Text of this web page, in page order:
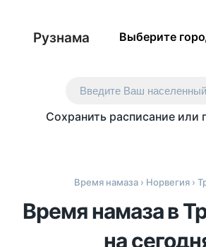
Рузнама Выберите
Введите Ваш
Сохранить расписание или
Время намаза› Норвегия›
Время намаза в
на